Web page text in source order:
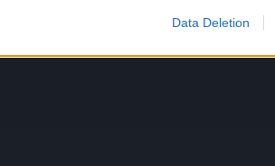
Data Deletion